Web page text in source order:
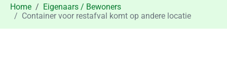
Home
Eigenaars / Bewoners
Container voor restafval komt op andere locatie